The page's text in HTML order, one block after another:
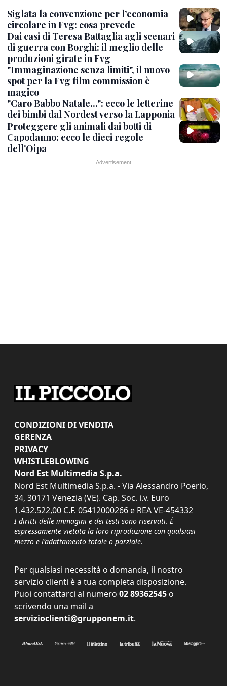
Siglata la convenzione per l’economia
circolare in Fvg: cosa prevede
Dai casi di Teresa Battaglia agli scenari
di guerra con Borghi: il meglio delle
produzioni girate in Fvg
"Immaginazione senza limiti", il nuovo
spot per la Fvg film commission è
magico
"Caro Babbo Natale...": ecco le letterine
dei bimbi dal Nordest verso la Lapponia
Proteggere gli animali dai botti di
Capodanno: ecco le dieci regole
dell'Oipa
CONDIZIONI DI VENDITA
GERENZA
PRIVACY
WHISTLEBLOWING
Nord Est Multimedia S.p.a.
Nord Est Multimedia S.p.a. - Via Alessandro Poerio,
34, 30171 Venezia (VE). Cap. Soc. i.v. Euro
1.432.522,00 C.F. 05412000266 e REA VE-454332
I diritti delle immagini e dei testi sono riservati. È
espressamente vietata la loro riproduzione con qualsiasi
mezzo e l'adattamento totale o parziale.
Per qualsiasi necessità o domanda, il nostro
servizio clienti è a tua completa disposizione.
Puoi contattarci al numero 02 89362545 o
scrivendo una mail a
servizioclienti@grupponem.it.